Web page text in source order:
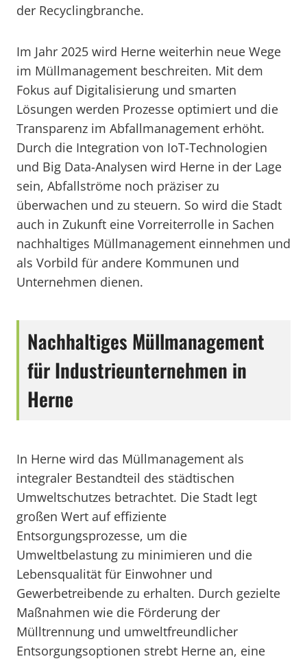
der Recyclingbranche.
Im Jahr 2025 wird Herne weiterhin neue Wege
im Müllmanagement beschreiten. Mit dem
Fokus auf Digitalisierung und smarten
Lösungen werden Prozesse optimiert und die
Transparenz im Abfallmanagement erhöht.
Durch die Integration von IoT-Technologien
und Big Data-Analysen wird Herne in der Lage
sein, Abfallströme noch präziser zu
überwachen und zu steuern. So wird die Stadt
auch in Zukunft eine Vorreiterrolle in Sachen
nachhaltiges Müllmanagement einnehmen und
als Vorbild für andere Kommunen und
Unternehmen dienen.
Nachhaltiges Müllmanagement
für Industrieunternehmen in
Herne
In Herne wird das Müllmanagement als
integraler Bestandteil des städtischen
Umweltschutzes betrachtet. Die Stadt legt
großen Wert auf effiziente
Entsorgungsprozesse, um die
Umweltbelastung zu minimieren und die
Lebensqualität für Einwohner und
Gewerbetreibende zu erhalten. Durch gezielte
Maßnahmen wie die Förderung der
Mülltrennung und umweltfreundlicher
Entsorgungsoptionen strebt Herne an, eine